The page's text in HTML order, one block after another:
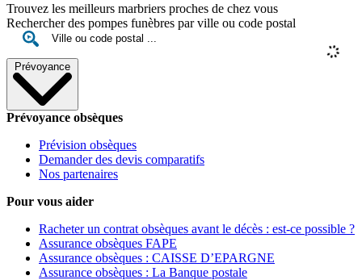
Trouvez les meilleurs marbriers proches de chez vous
Rechercher des pompes funèbres par ville ou code postal
Prévoyance
Prévoyance obsèques
Prévision obsèques
Demander des devis comparatifs
Nos partenaires
Pour vous aider
Racheter un contrat obsèques avant le décès : est-ce possible ?
Assurance obsèques FAPE
Assurance obsèques : CAISSE D’EPARGNE
Assurance obsèques : La Banque postale